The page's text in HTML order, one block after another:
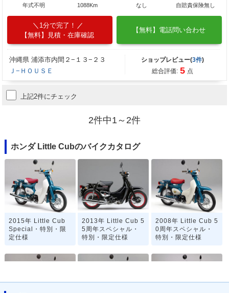
年式不明
1088Km
なし
自賠責保険無し
1分で完了！
【無料】見積・在庫確認
【無料】電話問い合わせ
沖縄県 浦添市内間２−１３−２３
Ｊ−ＨＯＵＳＥ
ショップレビュー(3件)
総合評価: 5 点
上記2件にチェック
2件中1～2件
ホンダ Little Cubのバイクカタログ
2015年 Little Cub
Special・特別・限
定仕様
2013年 Little Cub 5
5周年スペシャル・
特別・限定仕様
2008年 Little Cub 5
0周年スペシャル・
特別・限定仕様